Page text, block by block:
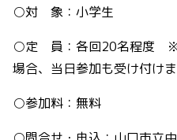
○対 象：小学生
○定 員：各回20名程度 ※
場合、当日参加も受け付けま
○参加料：無料